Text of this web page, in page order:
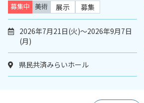
募集中 美術 展示 募集
2026年7月21日(火)～2026年9月7日
(月)
県民共済みらいホール